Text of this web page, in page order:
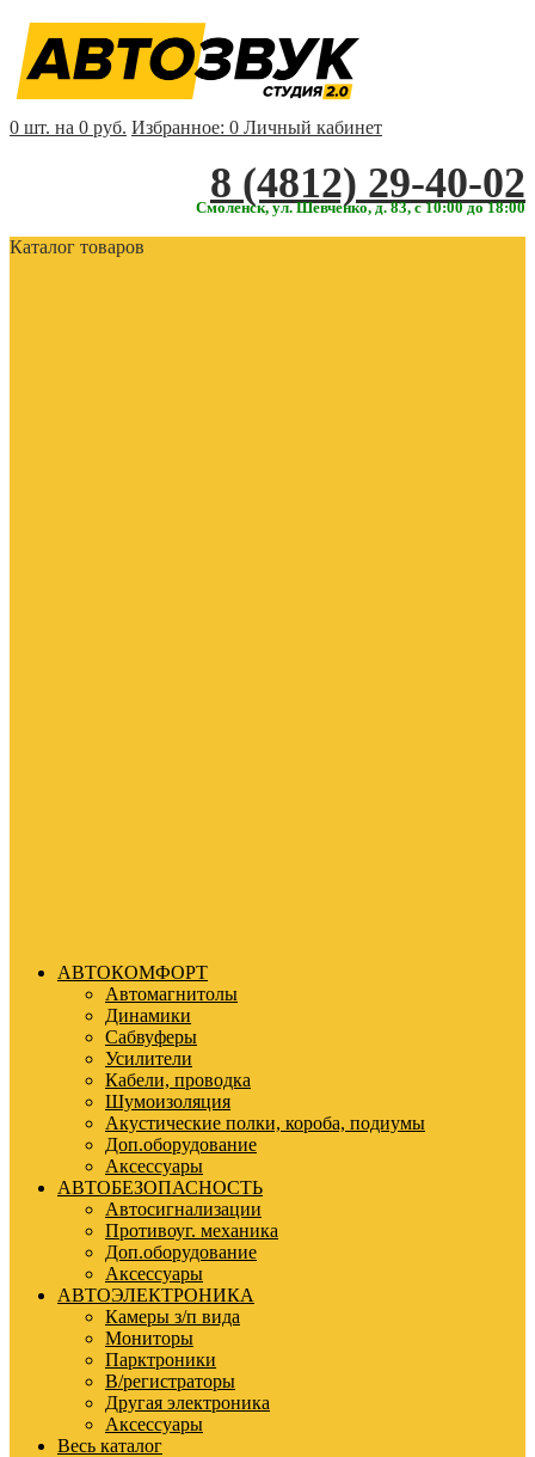
0 шт. на 0 руб. Избранное: 0 Личный кабинет
‎‎8 (4812) 29-40-02
Смоленск, ул. Шевченко, д. 83, с 10:00 до 18:00
Каталог товаров
АВТОКОМФОРТ
Автомагнитолы
Динамики
Сабвуферы
Усилители
Кабели, проводка
Шумоизоляция
Акустические полки, короба, подиумы
Доп.оборудование
Аксессуары
АВТОБЕЗОПАСНОСТЬ
Автосигнализации
Противоуг. механика
Доп.оборудование
Аксессуары
АВТОЭЛЕКТРОНИКА
Камеры з/п вида
Мониторы
Парктроники
В/регистраторы
Другая электроника
Аксессуары
Весь каталог